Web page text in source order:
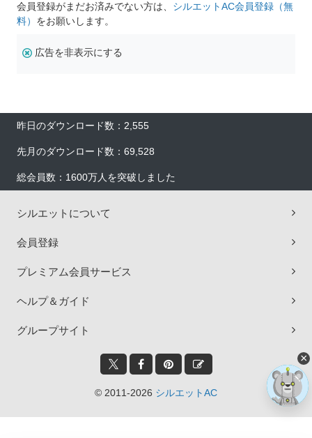
会員登録がまだお済みでない方は、 シルエットAC会員登録（無
料） をお願いします。
広告を非表示にする
昨日のダウンロード数：2,555
先月のダウンロード数：69,528
総会員数：1600万人を突破しました
シルエットについて
会員登録
プレミアム会員サービス
ヘルプ＆ガイド
グループサイト
© 2011-2026 シルエットAC
×